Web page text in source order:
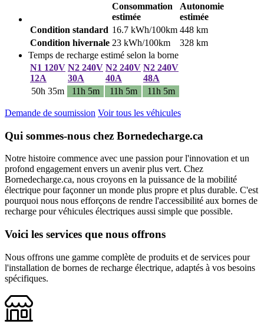
Consommation
estimée
Autonomie
estimée
Condition standard 16.7 kWh/100km 448 km
Condition hivernale 23 kWh/100km
328 km
Temps de recharge estimé selon la borne
N1 120V
12A
N2 240V
30A
N2 240V
40A
N2 240V
48A
50h 35m
11h 5m 11h 5m 11h 5m
Demande de soumission Voir tous les véhicules
Qui sommes-nous chez Bornedecharge.ca
Notre histoire commence avec une passion pour l'innovation et un
profond engagement envers un avenir plus vert. Chez
Bornedecharge.ca, nous croyons en la puissance de la mobilité
électrique pour façonner un monde plus propre et plus durable. C'est
pourquoi nous nous efforçons de rendre l'accessibilité aux bornes de
recharge pour véhicules électriques aussi simple que possible.
Voici les services que nous offrons
Nous offrons une gamme complète de produits et de services pour
l'installation de bornes de recharge électrique, adaptés à vos besoins
spécifiques.